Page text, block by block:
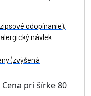
odopínanie),
návlek
(zvýšená
Cena pri šírke 80